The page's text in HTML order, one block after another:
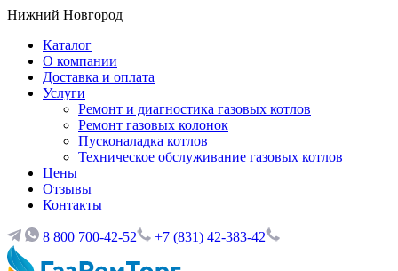
Нижний Новгород
Каталог
О компании
Доставка и оплата
Услуги
Ремонт и диагностика газовых котлов
Ремонт газовых колонок
Пусконаладка котлов
Техническое обслуживание газовых котлов
Цены
Отзывы
Контакты
8 800 700-42-52 +7 (831) 42-383-42